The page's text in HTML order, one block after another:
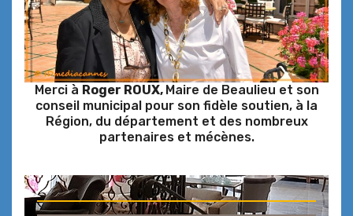
Merci à Roger ROUX, Maire de Beaulieu et son
conseil municipal pour son fidèle soutien, à la
Région, du département et des nombreux
partenaires et mécènes.